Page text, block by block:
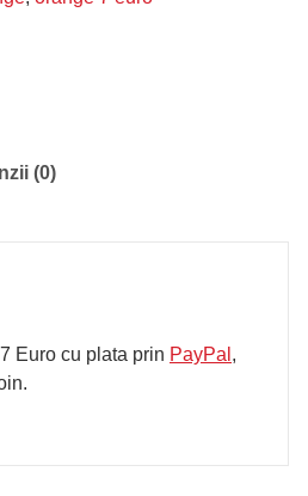
(0)
7 Euro cu plata prin PayPal ,